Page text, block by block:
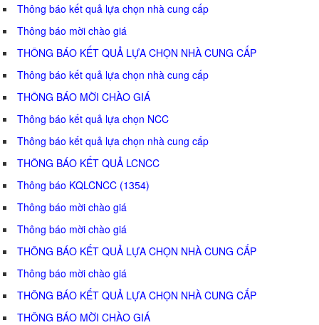
Thông báo kết quả lựa chọn nhà cung cấp
Thông báo mời chào giá
THÔNG BÁO KẾT QUẢ LỰA CHỌN NHÀ CUNG CẤP
Thông báo kết quả lựa chọn nhà cung cấp
THÔNG BÁO MỜI CHÀO GIÁ
Thông báo kết quả lựa chọn NCC
Thông báo kết quả lựa chọn nhà cung cấp
THÔNG BÁO KẾT QUẢ LCNCC
Thông báo KQLCNCC (1354)
Thông báo mời chào giá
Thông báo mời chào giá
THÔNG BÁO KẾT QUẢ LỰA CHỌN NHÀ CUNG CẤP
Thông báo mời chào giá
THÔNG BÁO KẾT QUẢ LỰA CHỌN NHÀ CUNG CẤP
THÔNG BÁO MỜI CHÀO GIÁ